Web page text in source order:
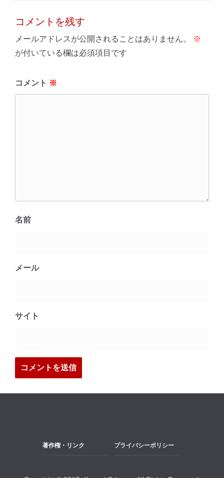
コメントを残す
メールアドレスが公開されることはありません。
※
が付いている欄は必須項目です
コメント ※
名前
メール
サイト
著作権・リンク プライバシーポリシー